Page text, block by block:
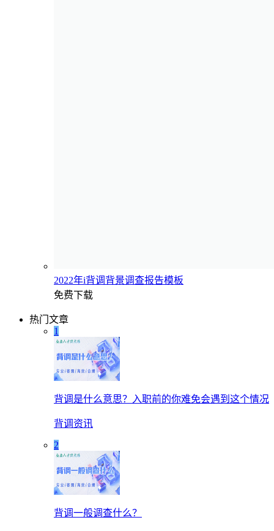
2022年i背调背景调查报告模板
免费下载
热门文章
1
背调是什么意思？入职前的你难免会遇到这个情况
背调资讯
2
背调一般调查什么？